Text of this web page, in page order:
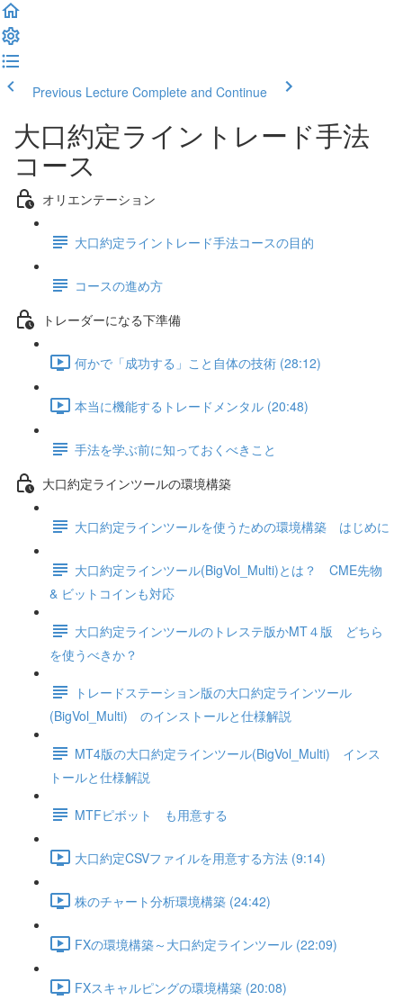
Previous Lecture Complete and Continue
大口約定ライントレード手法
コース
オリエンテーション
大口約定ライントレード手法コースの目的
コースの進め方
トレーダーになる下準備
何かで「成功する」こと自体の技術 (28:12)
本当に機能するトレードメンタル (20:48)
手法を学ぶ前に知っておくべきこと
大口約定ラインツールの環境構築
大口約定ラインツールを使うための環境構築 はじめに
大口約定ラインツール(BigVol_Multi)とは？ CME先物
& ビットコインも対応
大口約定ラインツールのトレステ版かMT４版 どちら
を使うべきか？
トレードステーション版の大口約定ラインツール
(BigVol_Multi) のインストールと仕様解説
MT4版の大口約定ラインツール(BigVol_Multi) インス
トールと仕様解説
MTFピボット も用意する
大口約定CSVファイルを用意する方法 (9:14)
株のチャート分析環境構築 (24:42)
FXの環境構築～大口約定ラインツール (22:09)
FXスキャルピングの環境構築 (20:08)